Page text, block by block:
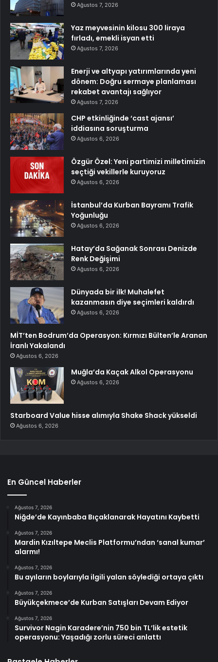
Ağustos 7, 2026
Yaz meyvesinin kilosu 300 liraya
fırladı, emekli isyan etti
Ağustos 7, 2026
Enerji ve altyapı yatırımlarında yeni
dönem: Doğru sermaye planlaması
rekabet avantajı sağlıyor
Ağustos 7, 2026
CHP etkinliğinde ‘cast ajansı’
iddiasına soruşturma
Ağustos 6, 2026
Özgür Özel: Yeni partimizi milletimizin
seçtiği vekillerle kuruyoruz
Ağustos 6, 2026
İstanbul’da Kurban Bayramı Trafik
Yoğunluğu
Ağustos 6, 2026
Hatay’da Sağanak Sonrası Denizde
Renk Değişimi
Ağustos 6, 2026
Dünyada bir ilk! Muhalefet
kazanmasın diye seçimleri kaldırdı
Ağustos 6, 2026
MİT’ten Bodrum’da Operasyon: Kırmızı Bülten’le Aranan
İranlı Yakalandı
Ağustos 6, 2026
Muğla’da Kaçak Alkol Operasyonu
Ağustos 6, 2026
Starboard Value hisse alımıyla Shake Shack yükseldi
Ağustos 6, 2026
En Güncel Haberler
Ağustos 7, 2026
Niğde’de Kayınbaba Bıçaklanarak Hayatını Kaybetti
Ağustos 7, 2026
Mardin Kızıltepe Meclis Platformu’ndan ‘sanal kumar’
alarmı!
Ağustos 7, 2026
Bu ayıların boylarıyla ilgili yalan söylediği ortaya çıktı
Ağustos 7, 2026
Büyükçekmece’de Kurban Satışları Devam Ediyor
Ağustos 7, 2026
Survivor Nagin Karadere’nin 750 bin TL’lik estetik
operasyonu: Yaşadığı zorlu süreci anlattı